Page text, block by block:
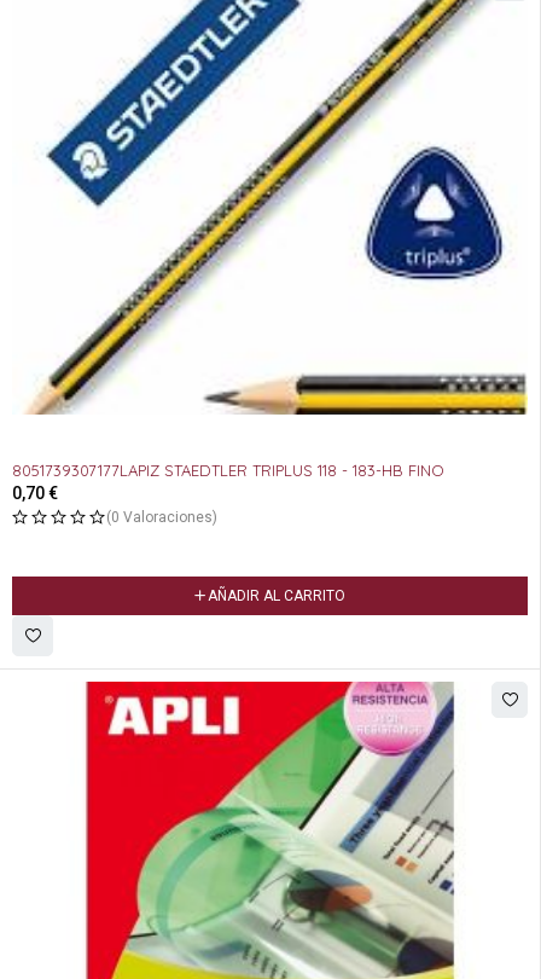
8051739307177LAPIZ STAEDTLER TRIPLUS 118 - 183-HB FINO
0,70€
(0 Valoraciones)
AÑADIR AL CARRITO